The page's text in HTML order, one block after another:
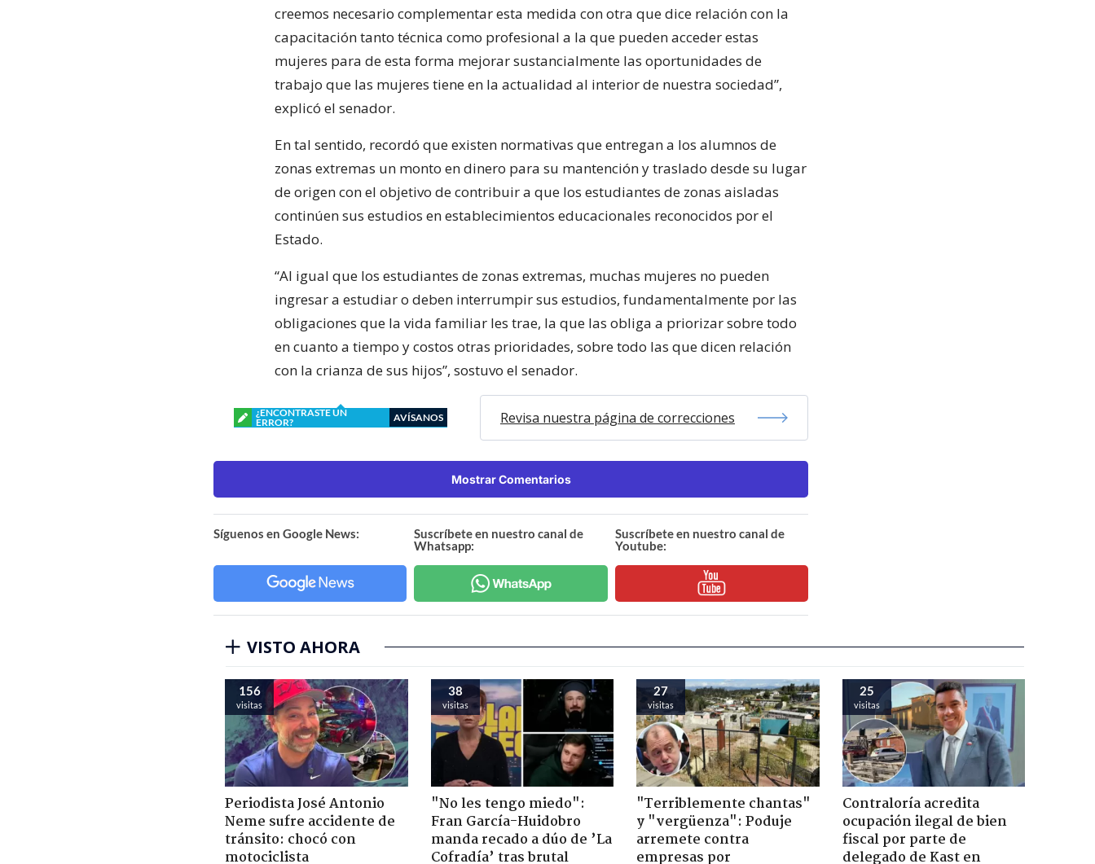
creemos necesario complementar esta medida con otra que dice relación con la
capacitación tanto técnica como profesional a la que pueden acceder estas
mujeres para de esta forma mejorar sustancialmente las oportunidades de
trabajo que las mujeres tiene en la actualidad al interior de nuestra sociedad”,
explicó el senador.
En tal sentido, recordó que existen normativas que entregan a los alumnos de
zonas extremas un monto en dinero para su mantención y traslado desde su lugar
de origen con el objetivo de contribuir a que los estudiantes de zonas aisladas
continúen sus estudios en establecimientos educacionales reconocidos por el
Estado.
“Al igual que los estudiantes de zonas extremas, muchas mujeres no pueden
ingresar a estudiar o deben interrumpir sus estudios, fundamentalmente por las
obligaciones que la vida familiar les trae, la que las obliga a priorizar sobre todo
en cuanto a tiempo y costos otras prioridades, sobre todo las que dicen relación
con la crianza de sus hijos”, sostuvo el senador.
¿ENCONTRASTE UN
ERROR?
AVÍSANOS Revisa nuestra página de correcciones
Mostrar Comentarios
Síguenos en Google News:
Suscríbete en nuestro canal de
Whatsapp:
Suscríbete en nuestro canal de
Youtube:
VISTO AHORA
156
visitas
Periodista José Antonio
Neme sufre accidente de
tránsito: chocó con
motociclista
38
visitas
"No les tengo miedo":
Fran García-Huidobro
manda recado a dúo de ’La
Cofradía’ tras brutal
27
visitas
"Terriblemente chantas"
y "vergüenza": Poduje
arremete contra
empresas por
25
visitas
Contraloría acredita
ocupación ilegal de bien
fiscal por parte de
delegado de Kast en